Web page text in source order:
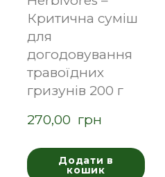
Критична суміш
для
догодовування
травоїдних
гризунів 200 г
270,00  грн
Додати в
кошик